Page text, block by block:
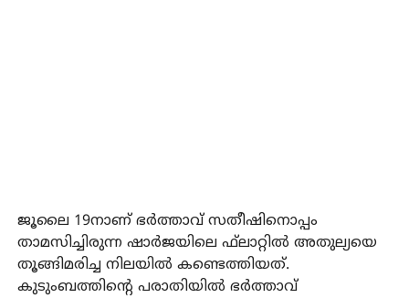
ജൂലൈ 19നാണ് ഭര്‍ത്താവ് സതീഷിനൊപ്പം
താമസിച്ചിരുന്ന ഷാര്‍ജയിലെ ഫ്‌ലാറ്റില്‍ അതുല്യയെ
തൂങ്ങിമരിച്ച നിലയില്‍ കണ്ടെത്തിയത്.
കുടുംബത്തിന്റെ പരാതിയില്‍ ഭര്‍ത്താവ്